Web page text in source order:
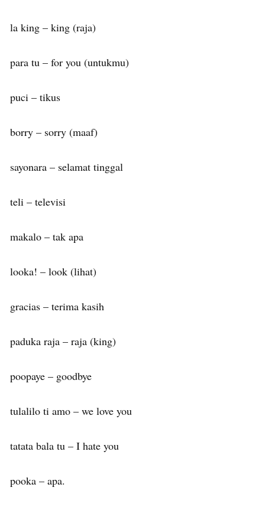
la king – king (raja)
para tu – for you (untukmu)
puci – tikus
borry – sorry (maaf)
sayonara – selamat tinggal
teli – televisi
makalo – tak apa
looka! – look (lihat)
gracias – terima kasih
paduka raja – raja (king)
poopaye – goodbye
tulalilo ti amo – we love you
tatata bala tu – I hate you
pooka – apa.